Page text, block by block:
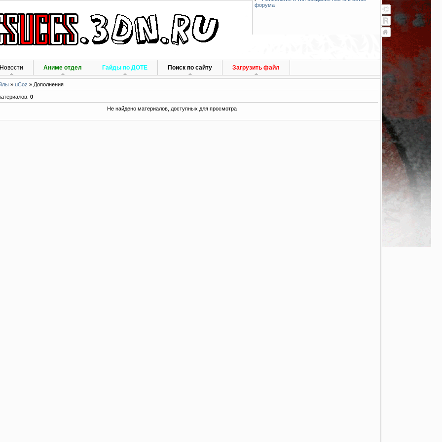
форума
Новости Аниме отдел Гайды по ДОТЕ Поиск по сайту Загрузить файл
» uCoz » Дополнения
: 0
Не найдено материалов, доступных для просмотра